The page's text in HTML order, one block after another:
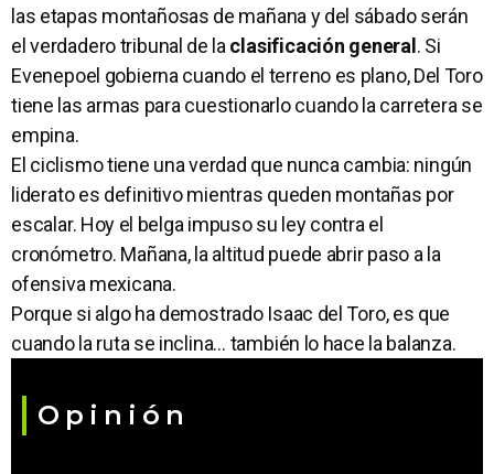
las etapas montañosas de mañana y del sábado serán
el verdadero tribunal de laclasificación general . Si
Evenepoel gobierna cuando el terreno es plano, Del Toro
tiene las armas para cuestionarlo cuando la carretera se
empina.
El ciclismo tiene una verdad que nunca cambia: ningún
liderato es definitivo mientras queden montañas por
escalar. Hoy el belga impuso su ley contra el
cronómetro. Mañana, la altitud puede abrir paso a la
ofensiva mexicana.
Porque si algo ha demostrado Isaac del Toro, es que
cuando la ruta se inclina… también lo hace la balanza.
Opinión